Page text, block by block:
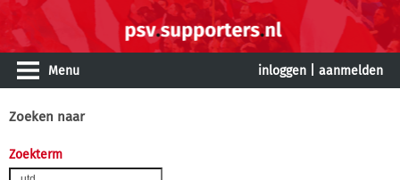
Menu inloggen aanmelden
Zoeken naar
Zoekterm